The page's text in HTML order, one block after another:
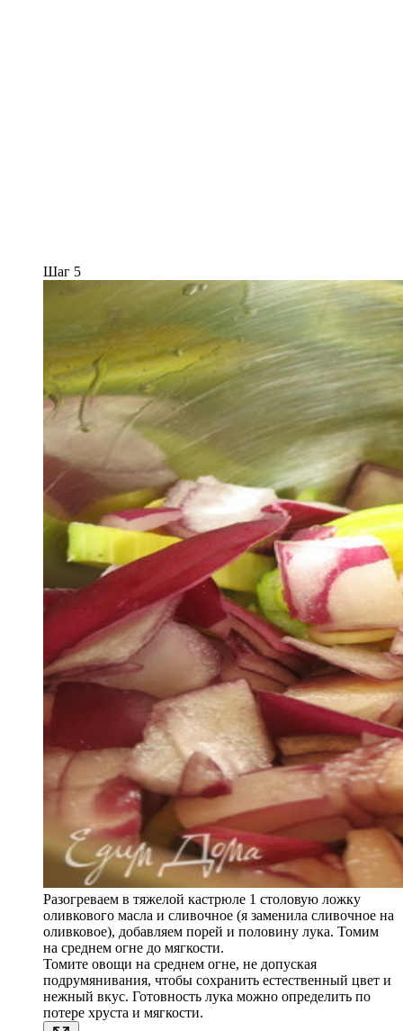
Шаг 5
Разогреваем в тяжелой кастрюле 1 столовую ложку
оливкового масла и сливочное (я заменила сливочное на
оливковое), добавляем порей и половину лука. Томим
на среднем огне до мягкости.
Томите овощи на среднем огне, не допуская
подрумянивания, чтобы сохранить естественный цвет и
нежный вкус. Готовность лука можно определить по
потере хруста и мягкости.